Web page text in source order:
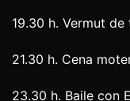
19.30 h. Vermut
21.30 h. Cena
23.30 h. Baile con